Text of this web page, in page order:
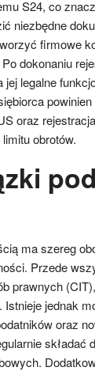
S24, co
niezbędne
firmowe
dokonaniu
legalne
oraz
obrotów.
ma szereg
Przede
prawnych
Istnieje jednak
oraz
składać